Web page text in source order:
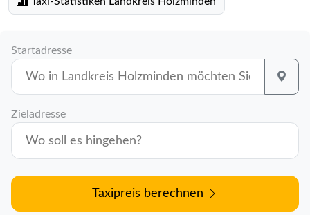
Startadresse
Zieladresse
Taxipreis berechnen